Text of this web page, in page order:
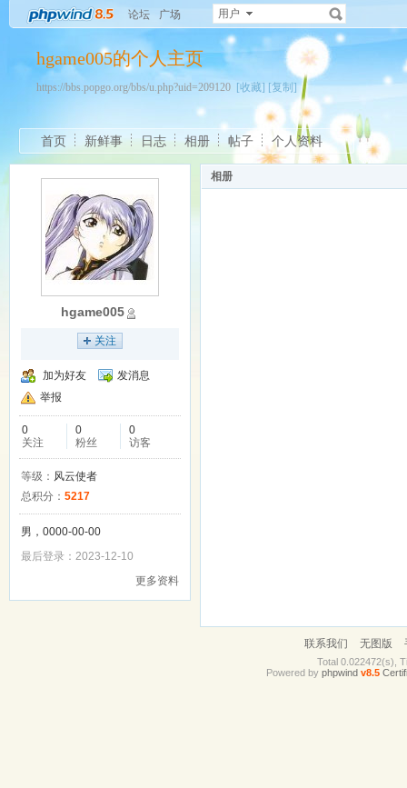
论坛 广场 用户
hgame005的个人主页
https://bbs.popgo.org/bbs/u.php?uid=209120 [收藏] [复制]
首页 新鲜事 日志 相册 帖子 个人资料
hgame005
关注
加为好友
发消息
举报
0
关注
0
粉丝
0
访客
等级： 风云使者
总积分： 5217
男，0000-00-00
最后登录：2023-12-10
更多资料
相册
联系我们 无图版
Total 0.022472(s),
Powered by phpwind v8.5